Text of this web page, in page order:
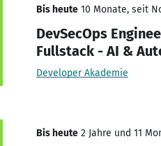
Bis heute 10 Monate, seit
DevSecOps
Fullstack - AI &
Developer Akademie
Bis heute 2 Jahre und 11